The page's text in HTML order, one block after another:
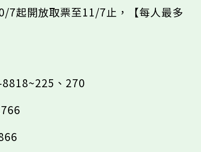
7起開放取票至11/7止，【每人最多
、270